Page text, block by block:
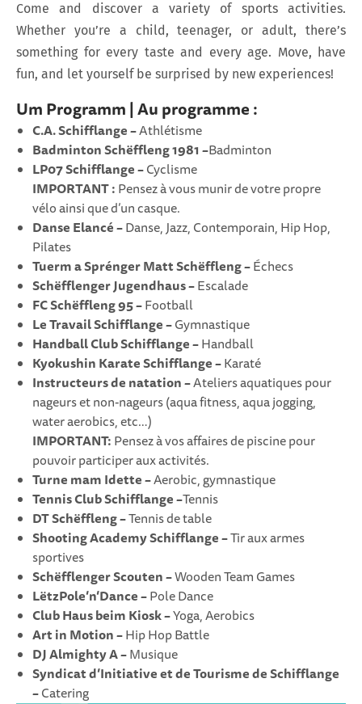
Come and discover a variety of sports activities.
Whether you’re a child, teenager, or adult, there’s
something for every taste and every age. Move, have
fun, and let yourself be surprised by new experiences!
Um Programm | Au programme :
C.A. Schifflange –Athlétisme
Badminton Schëffleng 1981 –Badminton
LP07 Schifflange –Cyclisme
IMPORTANT : Pensez à vous munir de votre propre
vélo ainsi que d’un casque.
Danse Elancé –Danse, Jazz, Contemporain, Hip Hop,
Pilates
Tuerm a Sprénger Matt Schëffleng –Échecs
Schëfflenger Jugendhaus–Escalade
FC Schëffleng 95 –Football
Le Travail Schifflange –Gymnastique
Handball Club Schifflange –Handball
Kyokushin Karate Schifflange –Karaté
Instructeurs de natation –Ateliers aquatiques pour
nageurs et non-nageurs (aqua fitness, aqua jogging,
water aerobics, etc…)
IMPORTANT: Pensez à vos affaires de piscine pour
pouvoir participer aux activités.
Turne mam Idette –Aerobic, gymnastique
Tennis Club Schifflange –Tennis
DT Schëffleng –Tennis de table
Shooting Academy Schifflange –Tir aux armes
sportives
Schëfflenger Scouten–Wooden Team Games
LëtzPole’n’Dance–Pole Dance
Club Haus beim Kiosk–Yoga, Aerobics
Art in Motion–Hip Hop Battle
DJ Almighty A –Musique
Syndicat d’Initiative et de Tourisme de Schifflange
–Catering